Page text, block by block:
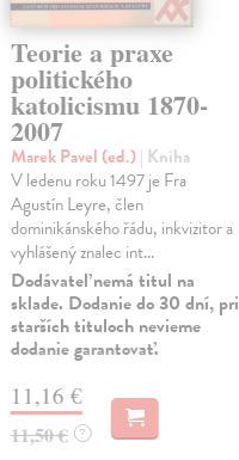
Teorie a praxe
politického
katolicismu 1870-
2007
Marek Pavel (ed.)| Kniha
V ledenu roku 1497 je Fra
Agustín Leyre, člen
dominikánského řádu, inkvizitor a
vyhlášený znalec int...
Dodávateľ nemá titul na
sklade. Dodanie do 30 dní, pri
starších tituloch nevieme
dodanie garantovať.
11,16 €
11,50 € ?